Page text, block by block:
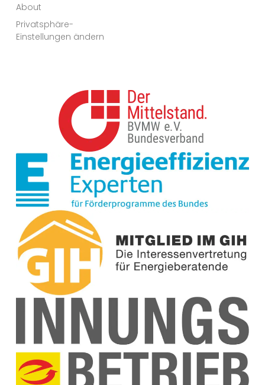
About
Privatsphäre-
Einstellungen ändern